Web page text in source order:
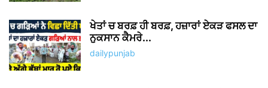
ਖੇਤਾਂ ਚ ਬਰਫ਼ ਹੀ ਬਰਫ਼, ਹਜ਼ਾਰਾਂ ਏਕੜ ਫਸਲ ਦਾ
ਨੁਕਸਾਨ ਕੈਮਰੇ...
dailypunjab